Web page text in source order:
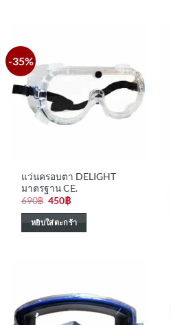
-35%
แว่นครอบตา DELIGHT
มาตรฐาน CE.
690฿ Original
price
was:
690฿.
450฿Current
is:
450฿.
หยิบใส่ตะกร้า